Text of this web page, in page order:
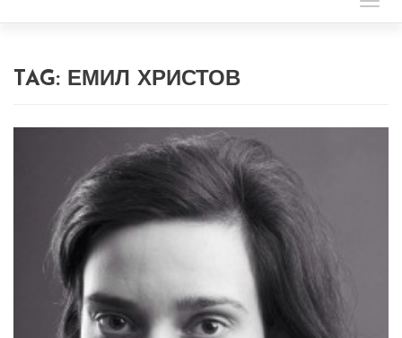
TAG: ЕМИЛ ХРИСТОВ